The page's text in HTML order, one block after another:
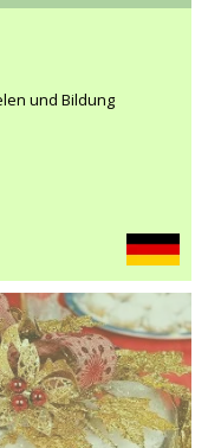
und Bildung